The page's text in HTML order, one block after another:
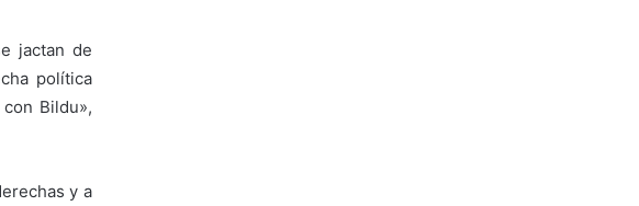
jactan de
política
Bildu»,
y a